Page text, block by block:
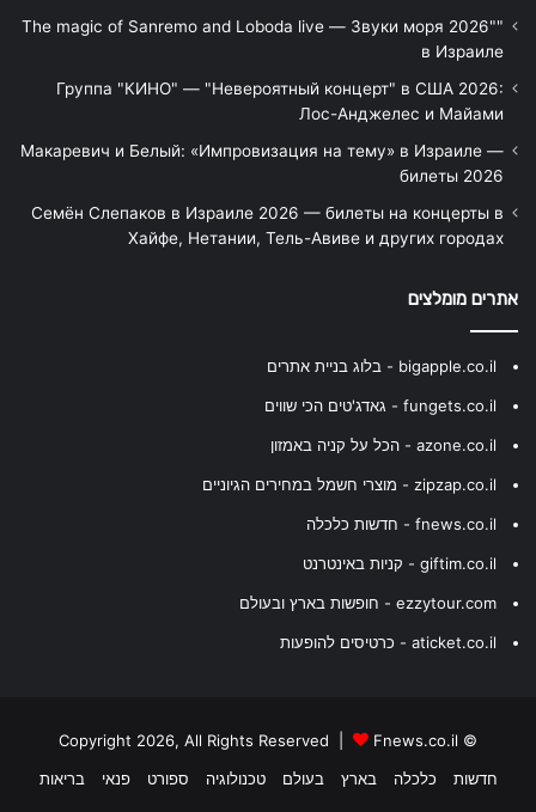
"The magic of Sanremo and Loboda live — Звуки моря 2026"
в Израиле
Группа "КИНО" — "Невероятный концерт" в США 2026:
Лос-Анджелес и Майами
Макаревич и Белый: «Импровизация на тему» в Израиле —
билеты 2026
Семён Слепаков в Израиле 2026 — билеты на концерты в
Хайфе, Нетании, Тель-Авиве и других городах
אתרים מומלצים
bigapple.co.il - בלוג בניית אתרים
fungets.co.il - גאדג'טים הכי שווים
azone.co.il - הכל על קניה באמזון
zipzap.co.il - מוצרי חשמל במחירים הגיוניים
fnews.co.il - חדשות כלכלה
giftim.co.il - קניות באינטרנט
ezzytour.com - חופשות בארץ ובעולם
aticket.co.il - כרטיסים להופעות
© Copyright 2026, All Rights Reserved |
Fnews.co.il
חדשות
כלכלה בארץ בעולם טכנולוגיה ספורט פנאי בריאות